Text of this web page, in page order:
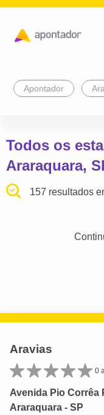
Apontador
Todos os
Araraquara,
157 resultados
Aravias
0
Avenida Pio Corrêa
Araraquara - SP